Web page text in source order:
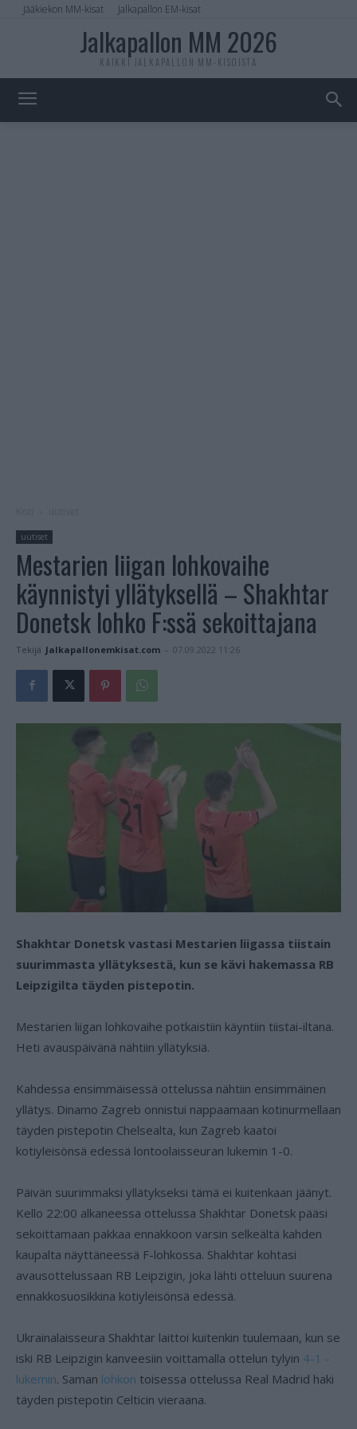
Jääkiekon MM-kisat Jalkapallon EM-kisat
Jalkapallon MM 2026
KAIKKI JALKAPALLON MM-KISOISTA
uutiset
Mestarien liigan lohkovaihe
käynnistyi yllätyksellä – Shakhtar
Donetsk lohko F:ssä sekoittajana
Tekijä Jalkapallonemkisat.com - 07.09.2022 11:26
Shakhtar Donetsk vastasi Mestarien liigassa tiistain
suurimmasta yllätyksestä, kun se kävi hakemassa RB
Leipzigilta täyden pistepotin.
Mestarien liigan lohkovaihe potkaistiin käyntiin tiistai-iltana.
Heti avauspäivänä nähtiin yllätyksiä.
Kahdessa ensimmäisessä ottelussa nähtiin ensimmäinen
yllätys. Dinamo Zagreb onnistui nappaamaan kotinurmellaan
täyden pistepotin Chelsealta, kun Zagreb kaatoi
kotiyleisönsä edessä lontoolaisseuran lukemin 1-0.
Päivän suurimmaksi yllätykseksi tämä ei kuitenkaan jäänyt.
Kello 22:00 alkaneessa ottelussa Shakhtar Donetsk pääsi
sekoittamaan pakkaa ennakkoon varsin selkeältä kahden
kaupalta näyttäneessä F-lohkossa. Shakhtar kohtasi
avausottelussaan RB Leipzigin, joka lähti otteluun suurena
ennakkosuosikkina kotiyleisönsä edessä.
Ukrainalaisseura Shakhtar laittoi kuitenkin tuulemaan, kun se
iski RB Leipzigin kanveesiin voittamalla ottelun tylyin 4-1 -
lukemin. Saman lohkon toisessa ottelussa Real Madrid haki
täyden pistepotin Celticin vieraana.